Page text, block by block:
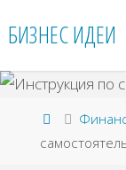
БИЗНЕС ИДЕИ
Главная